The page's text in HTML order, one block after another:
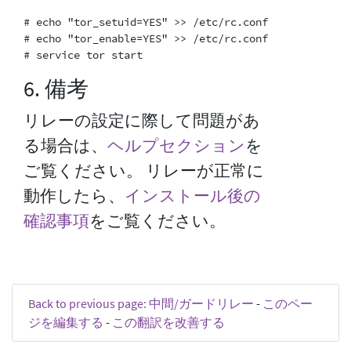
# echo "tor_setuid=YES" >> /etc/rc.conf
# echo "tor_enable=YES" >> /etc/rc.conf
6. 備考
リレーの設定に際して問題があ
る場合は、 ヘルプセクションを
ご覧ください。 リレーが正常に
動作したら、 インストール後の
確認事項をご覧ください。
Back to previous page: 中間/ガードリレー - このペー
ジを編集する - この翻訳を改善する